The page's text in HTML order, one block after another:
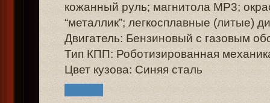
кожанный руль; магнитола MP3;
“металлик”; легкосплавные (литые)
Двигатель: Бензиновый с газовым
Тип КПП: Роботизированная
Цвет кузова: Синяя сталь